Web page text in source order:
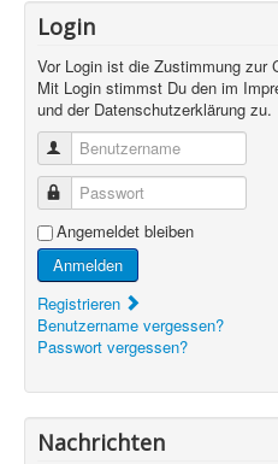
Login
Vor Login ist die Zustimmung zur
Mit Login stimmst Du den im
und der Datenschutzerklärung zu.
Benutzername
Passwort
Angemeldet bleiben
Anmelden
Registrieren
Benutzername vergessen?
Passwort vergessen?
Nachrichten